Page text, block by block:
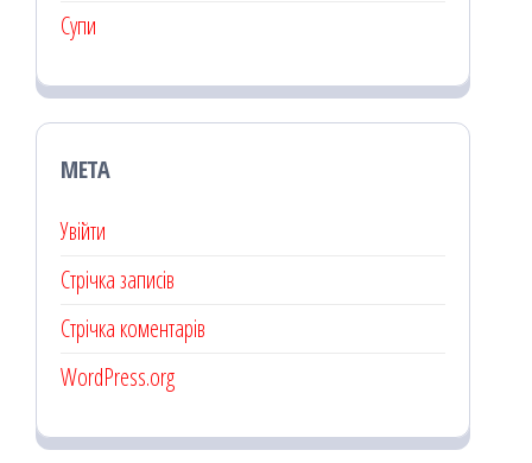
Супи
МЕТА
Увійти
Стрічка записів
Стрічка коментарів
WordPress.org